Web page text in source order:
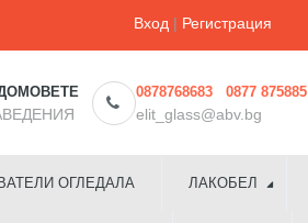
Вход | Регистрация
0878768683 0877 875885
elit_glass@abv.bg
ОГЛЕДАЛА ЛАКОБЕЛ